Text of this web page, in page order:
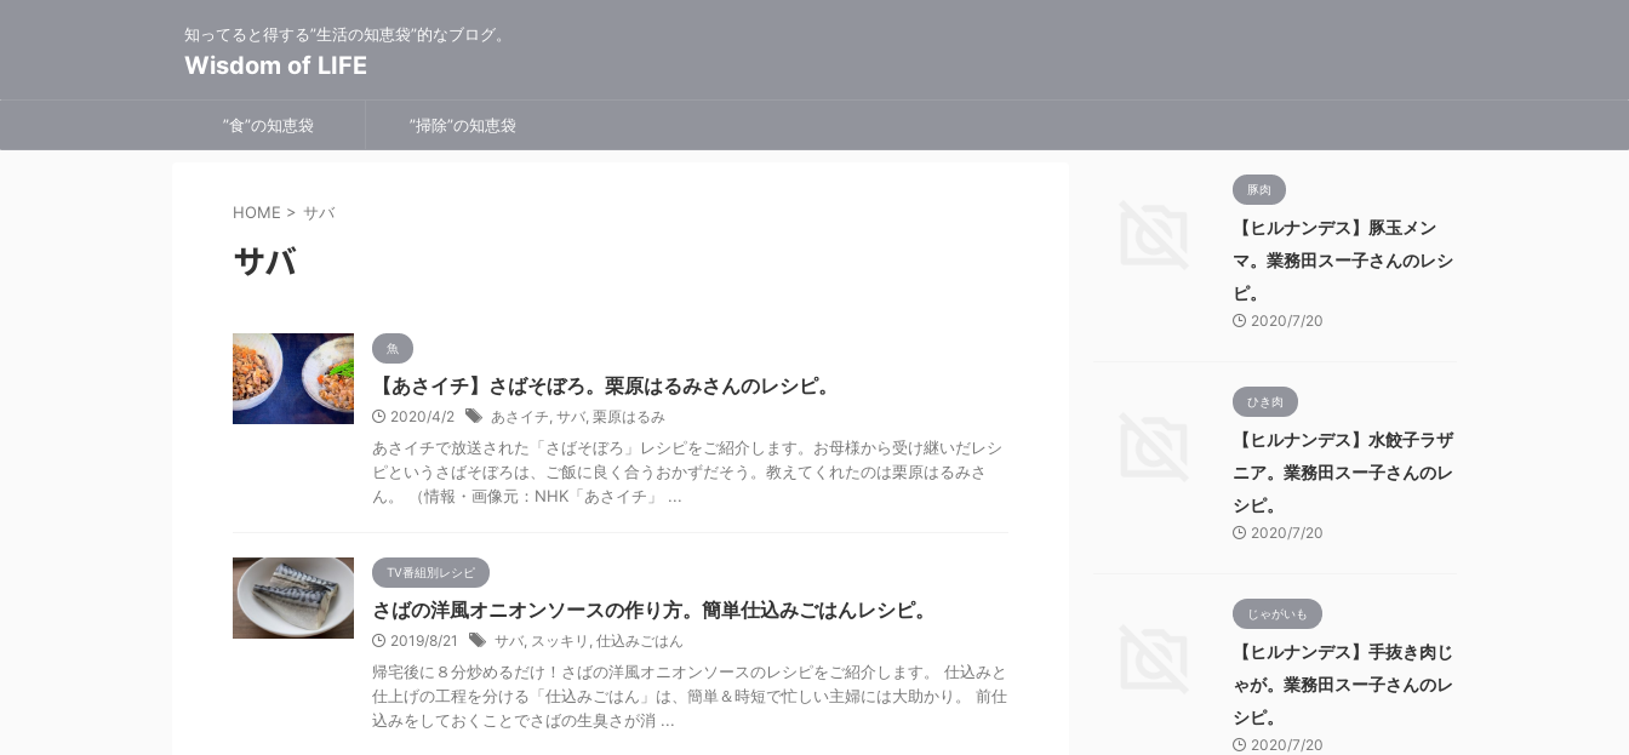
知ってると得する”生活の知恵袋”的なブログ。
Wisdom of LIFE
”食”の知恵袋 ”掃除”の知恵袋
HOME > サバ
サバ
魚
【あさイチ】さばそぼろ。栗原はるみさんのレシピ。
2020/4/2 あさイチ, サバ, 栗原はるみ
あさイチで放送された「さばそぼろ」レシピをご紹介します。お母様から受け継いだレシ
ピというさばそぼろは、ご飯に良く合うおかずだそう。教えてくれたのは栗原はるみさ
ん。 （情報・画像元：NHK「あさイチ」 ...
TV番組別レシピ
さばの洋風オニオンソースの作り方。簡単仕込みごはんレシピ。
2019/8/21 サバ, スッキリ , 仕込みごはん
帰宅後に８分炒めるだけ！さばの洋風オニオンソースのレシピをご紹介します。 仕込みと
仕上げの工程を分ける「仕込みごはん」は、簡単＆時短で忙しい主婦には大助かり。 前仕
込みをしておくことでさばの生臭さが消 ...
豚肉
【ヒルナンデス】豚玉メン
マ。業務田スー子さんのレシ
ピ。
2020/7/20
ひき肉
【ヒルナンデス】水餃子ラザ
ニア。業務田スー子さんのレ
シピ。
2020/7/20
じゃがいも
【ヒルナンデス】手抜き肉じ
ゃが。業務田スー子さんのレ
シピ。
2020/7/20